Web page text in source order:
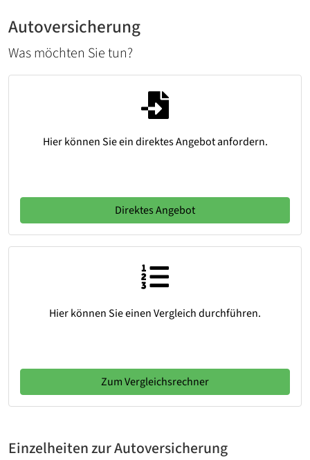
Autoversicherung
Was möchten Sie tun?
Hier können Sie ein direktes Angebot anfordern.
Direktes Angebot
Hier können Sie einen Vergleich durchführen.
Zum Vergleichsrechner
Einzelheiten zur Autoversicherung